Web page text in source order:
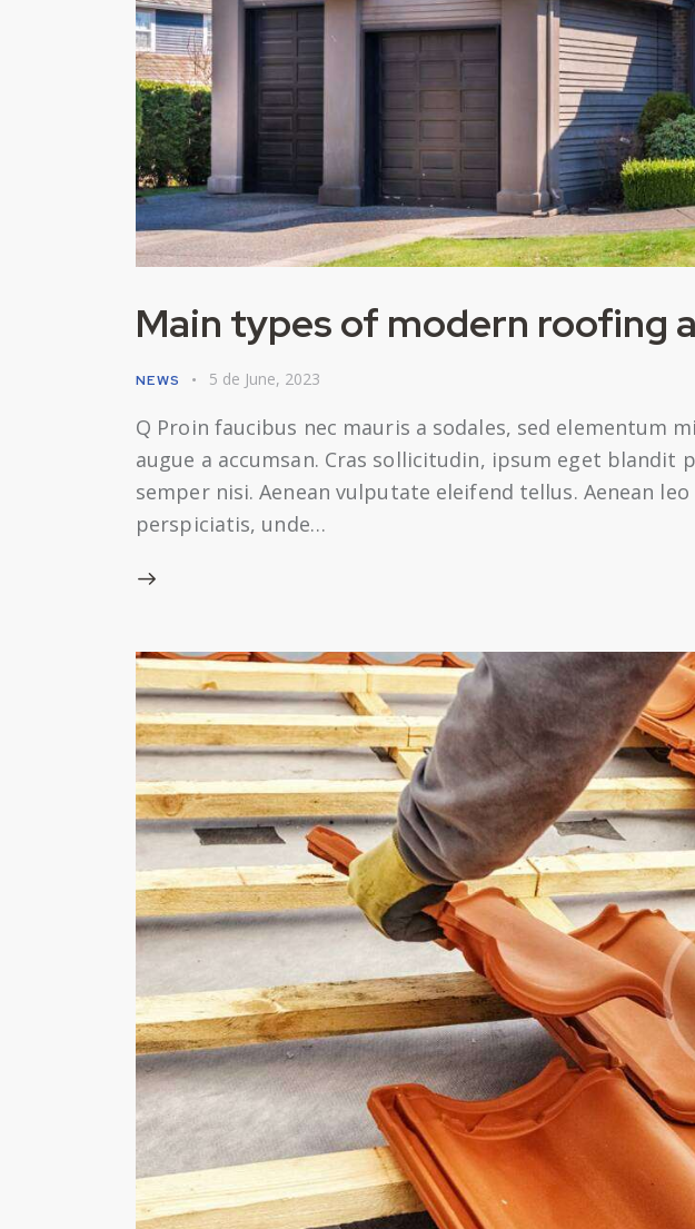
Main types of modern roofing
NEWS 5 de June, 2023
Q Proin faucibus nec mauris a sodales, sed elementum
augue a accumsan. Cras sollicitudin, ipsum eget
semper nisi. Aenean vulputate eleifend tellus. Aenean
perspiciatis, unde…